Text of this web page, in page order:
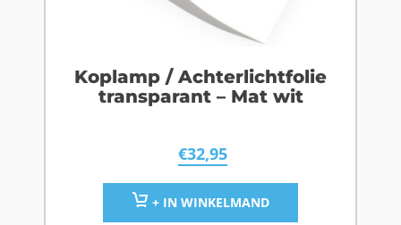
Koplamp / Achterlichtfolie
transparant – Mat wit
€32,95
+ IN WINKELMAND